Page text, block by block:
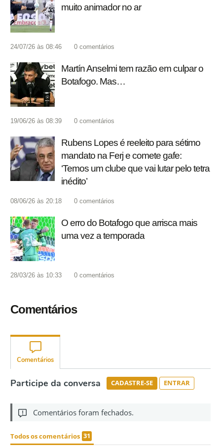
muito animador no ar
24/07/26 às 08:46 0 comentários
Martín Anselmi tem razão em culpar o
Botafogo. Mas…
19/06/26 às 08:39 0 comentários
Rubens Lopes é reeleito para sétimo
mandato na Ferj e comete gafe:
‘Temos um clube que vai lutar pelo tetra
inédito’
08/06/26 às 20:18 0 comentários
O erro do Botafogo que arrisca mais
uma vez a temporada
28/03/26 às 10:33 0 comentários
Comentários